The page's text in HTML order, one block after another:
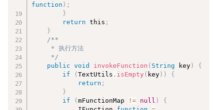
function ) ;
}
return this ;
}
/**
     */
public
void invokeFunction ( String key )
{
if
(TextUtils . isEmpty ( key ) )
{
return ;
}
if
(mFunctionMap != null )
{